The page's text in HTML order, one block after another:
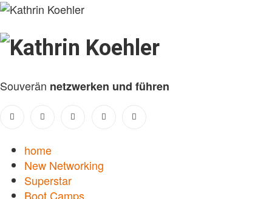
Kathrin
Koehler
Souverän netzwerken und führen
home
New Networking
Superstar
Boot Camps